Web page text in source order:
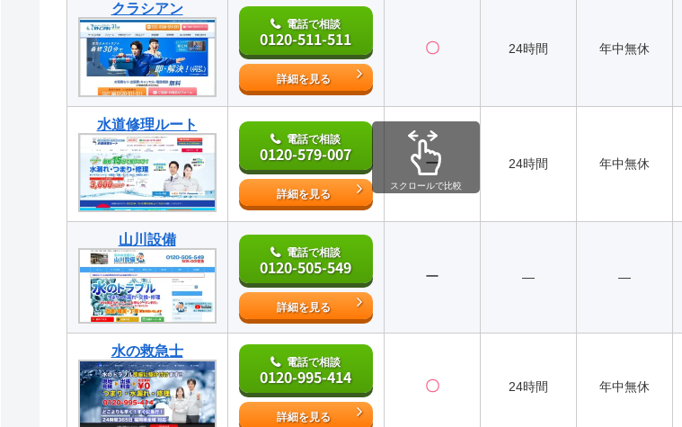
クラシアン
電話で相談
0120-511-511
詳細を見る
〇 24時間 年中無休
水道修理ルート
電話で相談
0120-579-007
詳細を見る
ー 24時間 年中無休
山川設備
電話で相談
0120-505-549
詳細を見る
ー ― ―
水の救急士
電話で相談
0120-995-414
詳細を見る
〇 24時間 年中無休
スクロールで比較